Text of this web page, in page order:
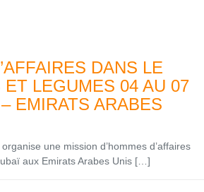
DANS LE
LEGUMES 04 AU 07
EMIRATS ARABES
une mission d’hommes d’affaires
aux Emirats Arabes Unis […]